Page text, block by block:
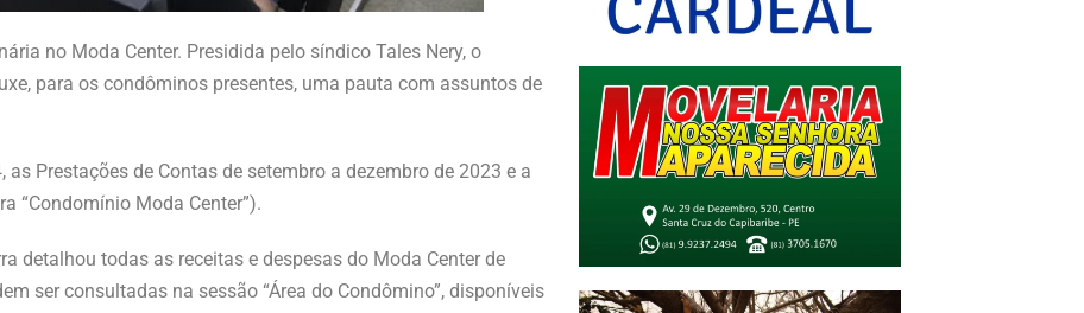
no Moda Center. Presidida pelo síndico Tales Nery, o
para os condôminos presentes, uma pauta com assuntos de
Prestações de Contas de setembro a dezembro de 2023 e a
“Condomínio Moda Center”).
detalhou todas as receitas e despesas do Moda Center de
ser consultadas na sessão “Área do Condômino”, disponíveis